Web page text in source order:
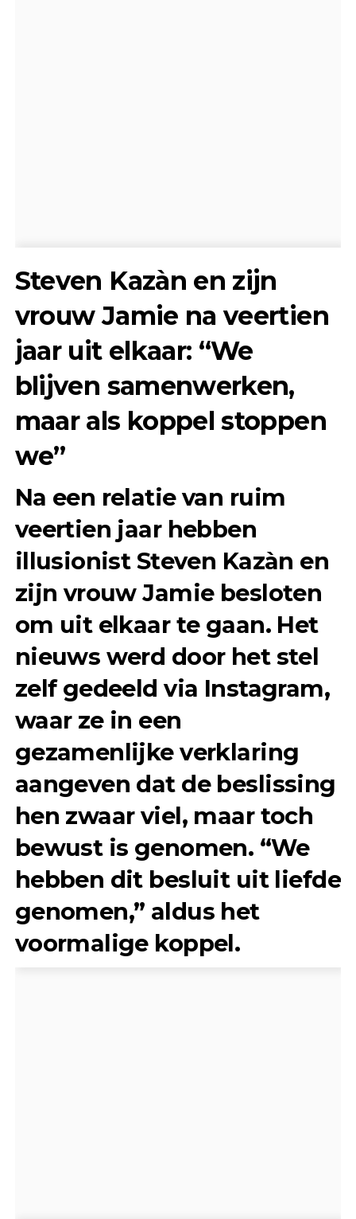
Steven Kazàn en zijn
vrouw Jamie na veertien
jaar uit elkaar: “We
blijven samenwerken,
maar als koppel stoppen
we”
Na een relatie van ruim
veertien jaar hebben
illusionist Steven Kazàn en
zijn vrouw Jamie besloten
om uit elkaar te gaan. Het
nieuws werd door het stel
zelf gedeeld via Instagram,
waar ze in een
gezamenlijke verklaring
aangeven dat de beslissing
hen zwaar viel, maar toch
bewust is genomen. “We
hebben dit besluit uit liefde
genomen,” aldus het
voormalige koppel.